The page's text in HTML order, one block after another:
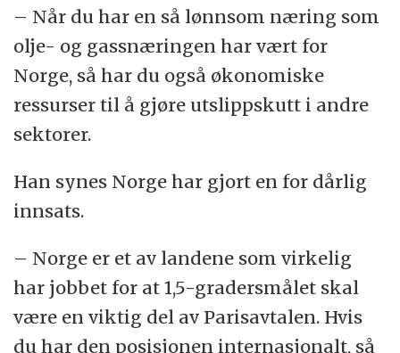
– Når du har en så lønnsom næring som
olje- og gassnæringen har vært for
Norge, så har du også økonomiske
ressurser til å gjøre utslippskutt i andre
sektorer.
Han synes Norge har gjort en for dårlig
innsats.
– Norge er et av landene som virkelig
har jobbet for at 1,5-gradersmålet skal
være en viktig del av Parisavtalen. Hvis
du har den posisjonen internasjonalt, så